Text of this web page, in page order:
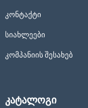
კონტაქტი
სიახლეები
კომპანიის შესახებ
კატალოგი